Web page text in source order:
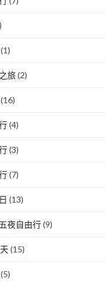
旅(2)
(4)
(3)
(7)
(13)
夜自由行(9)
(15)